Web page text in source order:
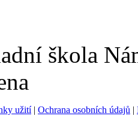
škola
užití| Ochrana osobních údajů |